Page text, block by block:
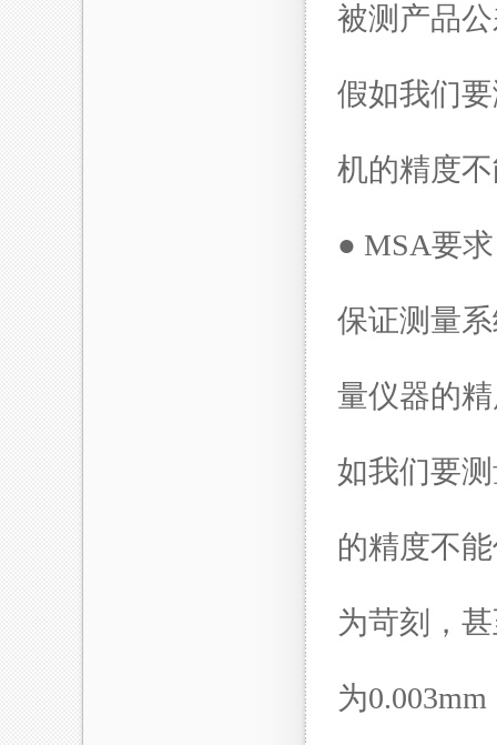
被测产品
假如我们
机的精度
● MSA要
保证测量
量仪器的
如我们要
的精度不
为苛刻，
为0.003mm